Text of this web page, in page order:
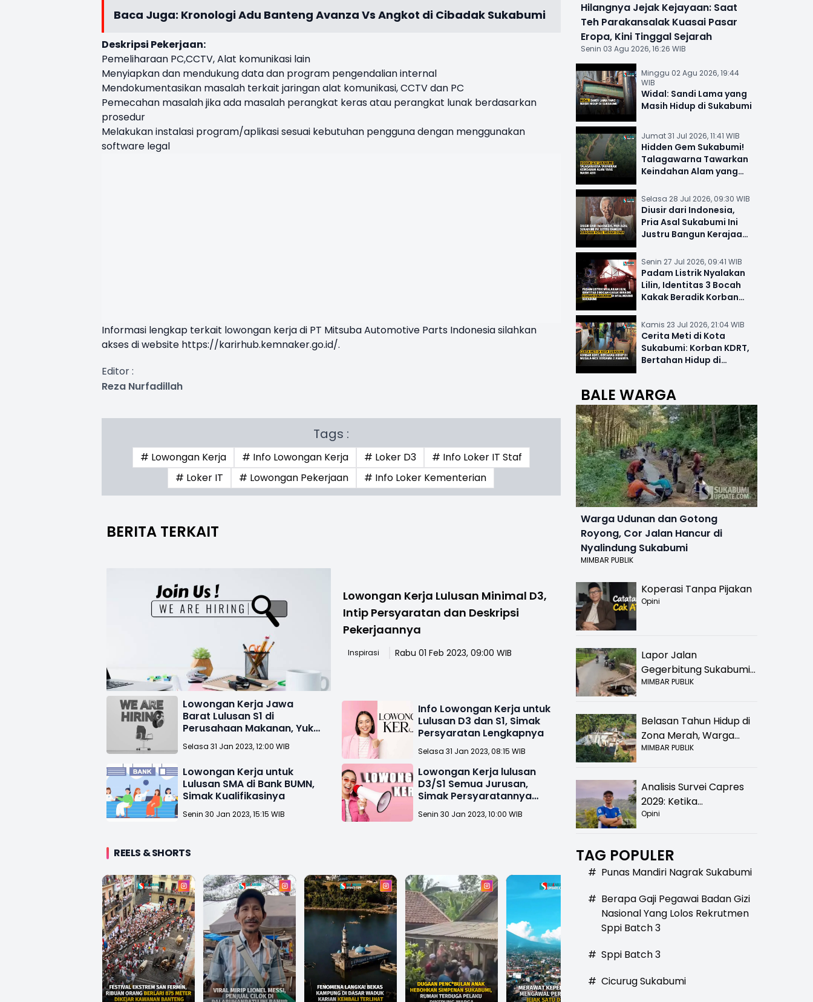
Baca Juga: Kronologi Adu Banteng Avanza Vs Angkot di Cibadak Sukabumi
Deskripsi Pekerjaan:
Pemeliharaan PC,CCTV, Alat komunikasi lain
Menyiapkan dan mendukung data dan program pengendalian internal
Mendokumentasikan masalah terkait jaringan alat komunikasi, CCTV dan PC
Pemecahan masalah jika ada masalah perangkat keras atau perangkat lunak berdasarkan
prosedur
Melakukan instalasi program/aplikasi sesuai kebutuhan pengguna dengan menggunakan
software legal
Informasi lengkap terkait lowongan kerja di PT Mitsuba Automotive Parts Indonesia silahkan
akses di website https://karirhub.kemnaker.go.id/.
Editor :
Reza Nurfadillah
Tags :
# Lowongan Kerja # Info Lowongan Kerja # Loker D3
# Info Loker IT Staf
# Loker IT
# Lowongan Pekerjaan # Info Loker Kementerian
BERITA TERKAIT
Lowongan Kerja Lulusan Minimal D3,
Intip Persyaratan dan Deskripsi
Pekerjaannya
Inspirasi Rabu 01 Feb 2023, 09:00 WIB
Lowongan Kerja Jawa
Barat Lulusan S1 di
Perusahaan Makanan, Yuk
Apply!
Selasa 31 Jan 2023, 12:00 WIB
Info Lowongan Kerja untuk
Lulusan D3 dan S1, Simak
Persyaratan Lengkapnya
Selasa 31 Jan 2023, 08:15 WIB
Lowongan Kerja untuk
Lulusan SMA di Bank BUMN,
Simak Kualifikasinya
Senin 30 Jan 2023, 15:15 WIB
Lowongan Kerja lulusan
D3/S1 Semua Jurusan,
Simak Persyaratannya
Disini!
Senin 30 Jan 2023, 10:00 WIB
REELS & SHORTS
Hilangnya Jejak Kejayaan: Saat
Teh Parakansalak Kuasai Pasar
Eropa, Kini Tinggal Sejarah
Senin 03 Agu 2026, 16:26 WIB
Minggu 02 Agu 2026, 19:44
WIB
Widal: Sandi Lama yang
Masih Hidup di Sukabumi
Jumat 31 Jul 2026, 11:41 WIB
Hidden Gem Sukabumi!
Talagawarna Tawarkan
Keindahan Alam yang
Selasa 28 Jul 2026, 09:30 WIB
Diusir dari Indonesia,
Pria Asal Sukabumi Ini
Justru Bangun Kerajaan
Senin 27 Jul 2026, 09:41 WIB
Padam Listrik Nyalakan
Lilin, Identitas 3 Bocah
Kakak Beradik Korban
Kamis 23 Jul 2026, 21:04 WIB
Cerita Meti di Kota
Sukabumi: Korban KDRT,
Bertahan Hidup di
BALE WARGA
Warga Udunan dan Gotong
Royong, Cor Jalan Hancur di
Nyalindung Sukabumi
MIMBAR PUBLIK
Koperasi Tanpa Pijakan
Opini
Lapor Jalan
Gegerbitung Sukabumi
Bolong! Bahaya Bagi
MIMBAR PUBLIK
Belasan Tahun Hidup di
Zona Merah, Warga
Kampung Nangewer
Relokasi
MIMBAR PUBLIK
Analisis Survei Capres
2029: Ketika
Kepercayaan Menurun,
Opini
TAG POPULER
# Punas Mandiri Nagrak Sukabumi
# Berapa Gaji Pegawai Badan Gizi
Nasional Yang Lolos Rekrutmen
Sppi Batch 3
# Sppi Batch 3
# Cicurug Sukabumi